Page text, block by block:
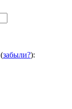
забыли?):